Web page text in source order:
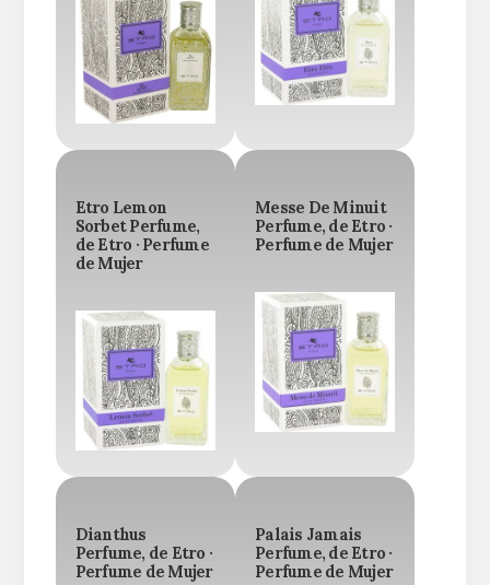
Etro Lemon
Sorbet Perfume,
de Etro · Perfume
de Mujer
Messe De Minuit
Perfume, de Etro ·
Perfume de Mujer
Dianthus
Perfume, de Etro ·
Perfume de Mujer
Palais Jamais
Perfume, de Etro ·
Perfume de Mujer